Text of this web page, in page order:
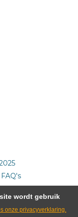
wordt gebruik
onze privacyverklaring.